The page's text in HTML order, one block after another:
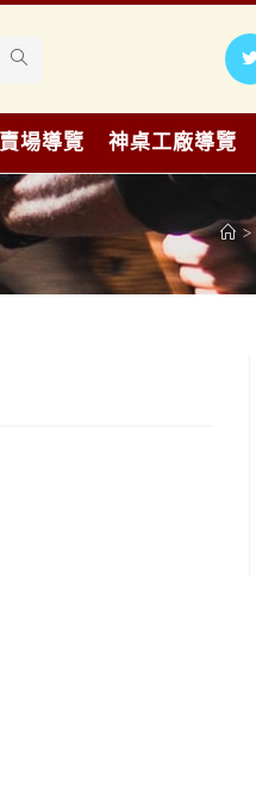
賣場導覽 神桌工廠導覽
>